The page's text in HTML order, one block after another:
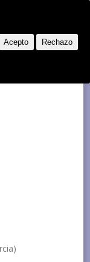
Acepto Rechazo